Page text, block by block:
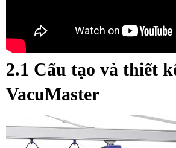
2.1 Cấu tạo và thiết
VacuMaster